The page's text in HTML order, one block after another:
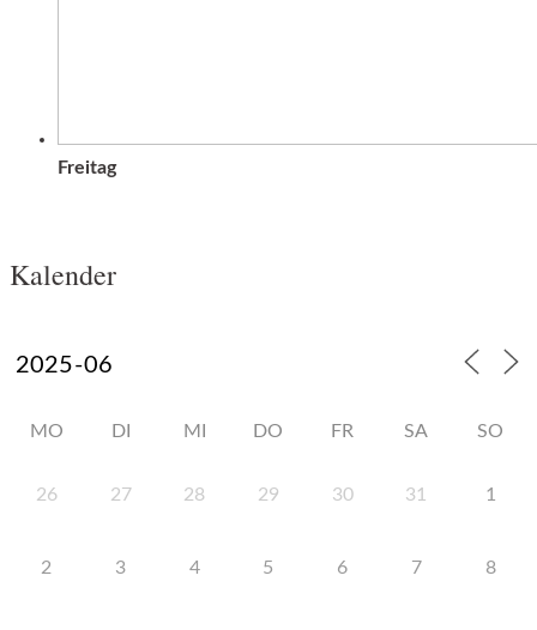
Freitag
Kalender
MO DI MI DO FR SA SO
26 27 28 29 30 31 1
2 3 4 5 6 7 8